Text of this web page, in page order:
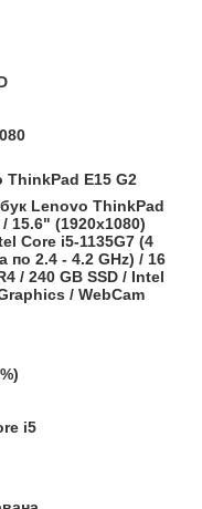
ThinkPad E15 G2
Lenovo ThinkPad
/ 15.6" (1920x1080)
Core i5-1135G7 (4
по 2.4 - 4.2 GHz) / 16
/ 240 GB SSD / Intel
/ WebCam
i5